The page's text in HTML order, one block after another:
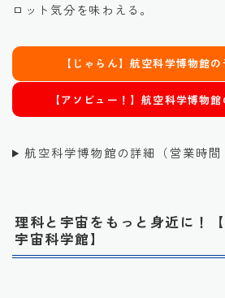
ロット気分を味わえる。
【じゃらん】航空科学博物館
【アソビュー！】航空科学博物
航空科学博物館の詳細（営業時間
理科と宇宙をもっと身近に！
宇宙科学館】